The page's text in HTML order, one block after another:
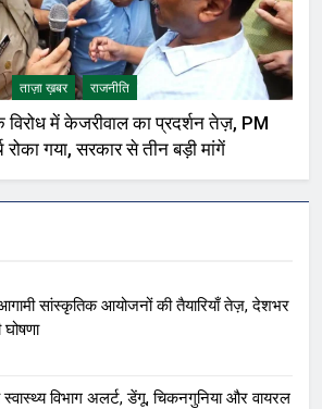
ताज़ा ख़बर राजनीति
विरोध में केजरीवाल का प्रदर्शन तेज़, PM
रोका गया, सरकार से तीन बड़ी मांगें
सांस्कृतिक आयोजनों की तैयारियाँ तेज़, देशभर
स्वास्थ्य विभाग अलर्ट, डेंगू, चिकनगुनिया और वायरल